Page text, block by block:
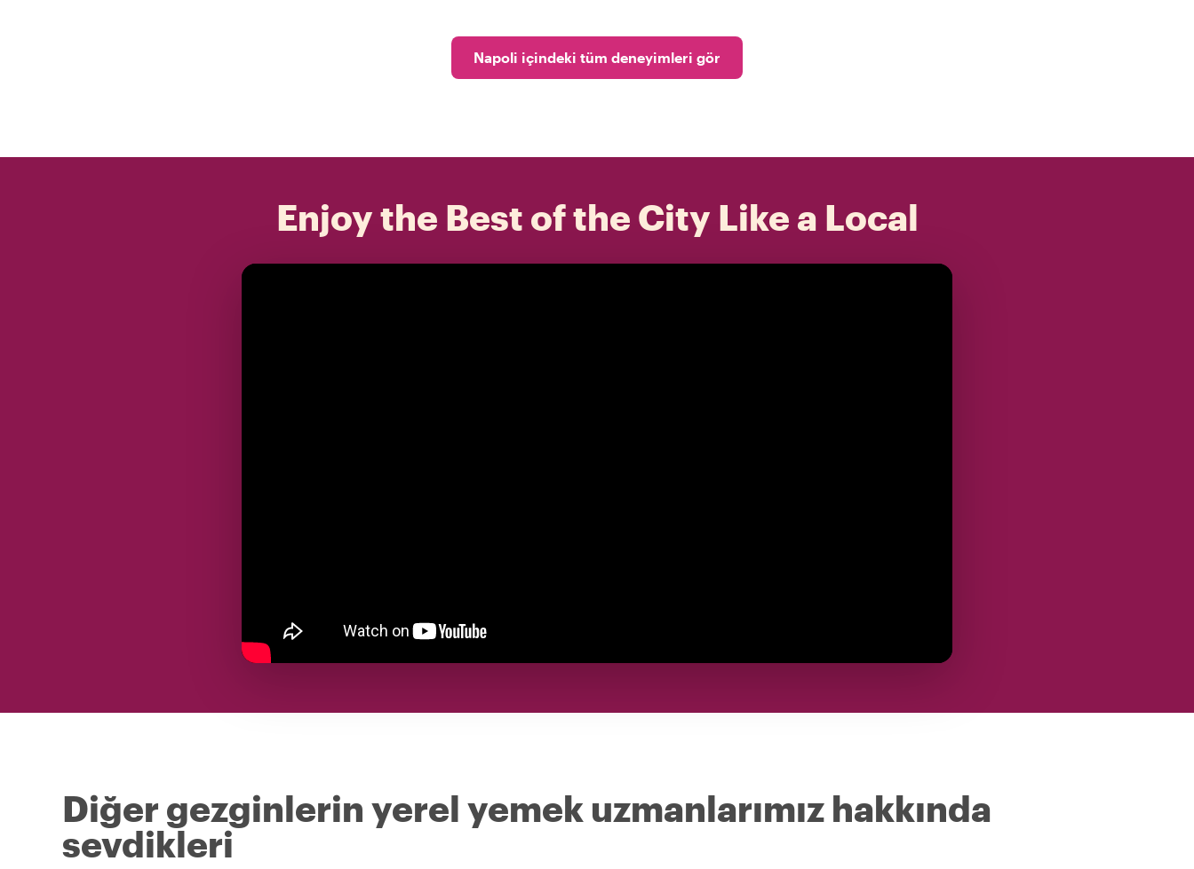
Napoli içindeki tüm deneyimleri gör
Enjoy the Best of the City Like a Local
Diğer gezginlerin yerel yemek uzmanlarımız hakkında
sevdikleri